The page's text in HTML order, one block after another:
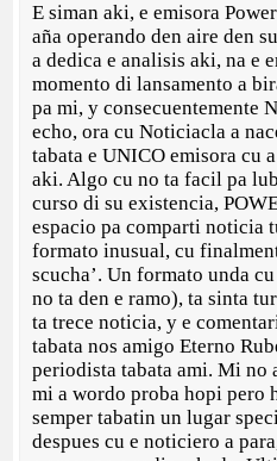
E siman aki, e emisora
aña operando den aire den
a dedica e analisis aki, na e
momento di lansamento a
pa mi, y consecuentemente
echo, ora cu Noticiacla a
tabata e UNICO emisora cu
aki. Algo cu no ta facil pa
curso di su existencia,
espacio pa comparti noticia
formato inusual, cu
scucha’. Un formato unda
no ta den e ramo), ta sinta
ta trece noticia, y e
tabata nos amigo Eterno
periodista tabata ami. Mi no
mi a wordo proba hopi pero
semper tabatin un lugar
despues cu e noticiero a